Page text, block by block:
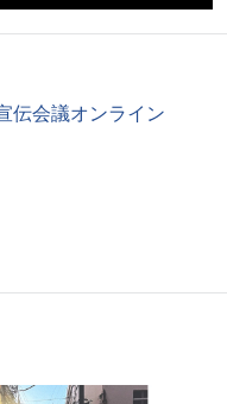
伝会議オンライン